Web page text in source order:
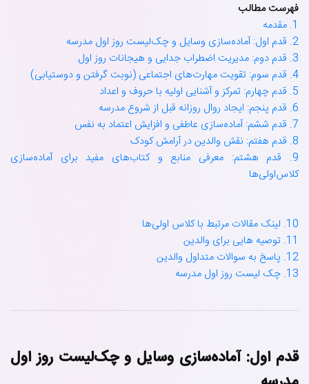
فهرست مطالب
1. مقدمه
2. قدم اول: آماده‌سازی وسایل و چک‌لیست روز اول مدرسه
3. قدم دوم: مدیریت اضطراب جدایی و هیجانات روز اول
4. قدم سوم: تقویت مهارت‌های اجتماعی (نوبت گرفتن و دوستیابی)
5. قدم چهارم: تمرکز و آشنایی اولیه با حروف و اعداد
6. قدم پنجم: ایجاد روال روزانه قبل از شروع مدرسه
7. قدم ششم: آماده‌سازی عاطفی و افزایش اعتماد به نفس
8. قدم هفتم: نقش والدین در آرامش کودک
9. قدم هشتم: معرفی منابع و کتاب‌های مفید برای آماده‌سازی
کلاس‌اولی‌ها
10. لینک مقالات مرتبط با کلاس اولی‌ها
11. توصیه هایی برای والدین
12. پاسخ به سوالات متداول والدین
13. چک لیست روز اول مدرسه
قدم اول: آماده‌سازی وسایل و چک‌لیست روز اول